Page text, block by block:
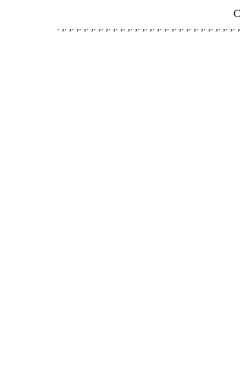
. ,. ,. ,. ,. ,. ,. ,. ,. ,. ,. ,. ,. ,. ,. ,. ,. ,. ,. ,. ,. ,. ,. ,. ,. ,